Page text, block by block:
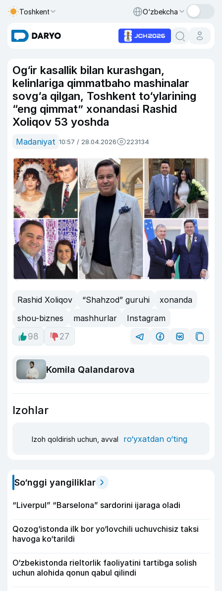
Toshkent O‘zbekcha
Og‘ir kasallik bilan kurashgan,
kelinlariga qimmatbaho mashinalar
sovg‘a qilgan, Toshkent to‘ylarining
“eng qimmat” xonandasi Rashid
Xoliqov 53 yoshda
Madaniyat 10:57 / 28.04.2026 223134
Rashid Xoliqov “Shahzod” guruhi
xonanda
shou-biznes
mashhurlar
Instagram
98
27
Komila Qalandarova
Izohlar
Izoh qoldirish uchun, avval ro‘yxatdan o‘ting
So‘nggi yangiliklar
“Liverpul” “Barselona” sardorini ijaraga oladi
Qozog‘istonda ilk bor yo‘lovchili uchuvchisiz taksi
havoga ko‘tarildi
O‘zbekistonda rieltorlik faoliyatini tartibga solish
uchun alohida qonun qabul qilindi